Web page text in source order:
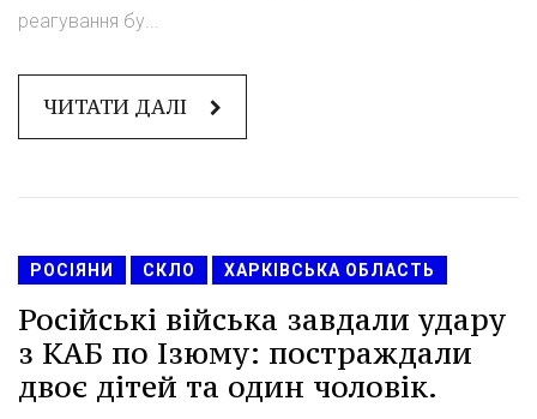
реагування бу...
ЧИТАТИ ДАЛІ
РОСІЯНИ СКЛО ХАРКІВСЬКА ОБЛАСТЬ
Російські війська завдали удару
з КАБ по Ізюму: постраждали
двоє дітей та один чоловік.